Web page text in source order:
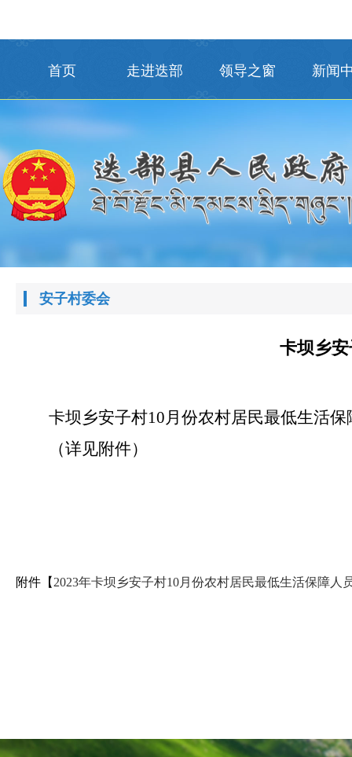
首页 走进迭部 领导之窗 新闻
安子村委会
卡坝乡
卡坝乡安子村10月份农村居民最低生活
（详见附件）
附件【 2023年卡坝乡安子村10月份农村居民最低生活保障人